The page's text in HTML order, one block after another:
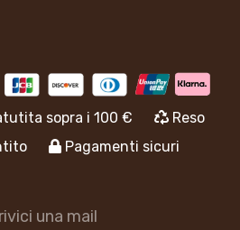
sopra i 100 €
Reso
Pagamenti sicuri
una mail